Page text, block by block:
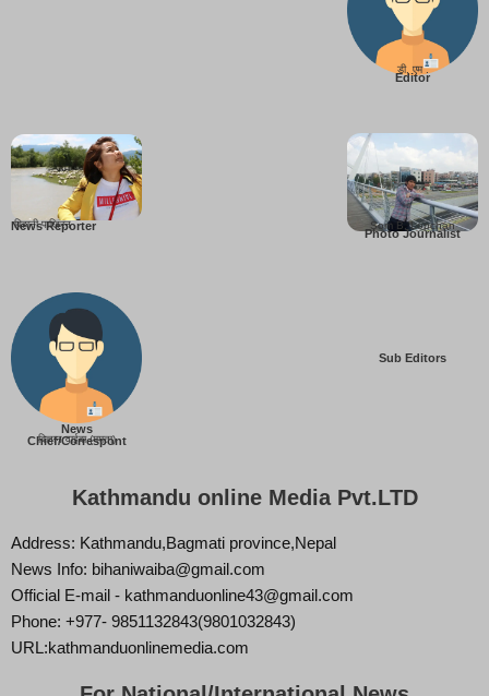
Editor
डी. एम .
News Reporter
बिहानी पाख्रिन
Photo Journalist
Som B. Lopchan
News
Chief/Correspont
बिज्ञान वाईबा (ममता)
Sub Editors
Kathmandu online Media Pvt.LTD
Address: Kathmandu,Bagmati province,Nepal
News Info: bihaniwaiba@gmail.com
Official E-mail - kathmanduonline43@gmail.com
Phone: +977- 9851132843(9801032843)
URL:kathmanduonlinemedia.com